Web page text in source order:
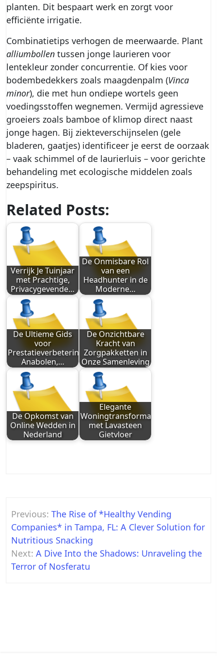
planten. Dit bespaart werk en zorgt voor
efficiënte irrigatie.
Combinatietips verhogen de meerwaarde. Plant
alliumbollen tussen jonge laurieren voor
lentekleur zonder concurrentie. Of kies voor
bodembedekkers zoals maagdenpalm (Vinca
minor), die met hun ondiepe wortels geen
voedingsstoffen wegnemen. Vermijd agressieve
groeiers zoals bamboe of klimop direct naast
jonge hagen. Bij ziekteverschijnselen (gele
bladeren, gaatjes) identificeer je eerst de oorzaak
– vaak schimmel of de laurierluis – voor gerichte
behandeling met ecologische middelen zoals
zeepspiritus.
Related Posts:
Verrijk Je Tuinjaar
met Prachtige,
Privacygevende…
De Onmisbare Rol
van een
Headhunter in de
Moderne…
De Ultieme Gids
voor
Prestatieverbetering:
Anabolen,…
De Onzichtbare
Kracht van
Zorgpakketten in
Onze Samenleving
De Opkomst van
Online Wedden in
Nederland
Elegante
Woningtransformatie
met Lavasteen
Gietvloer
Post
navigation
Previous: The Rise of *Healthy Vending
Companies* in Tampa, FL: A Clever Solution for
Nutritious Snacking
Next: A Dive Into the Shadows: Unraveling the
Terror of Nosferatu